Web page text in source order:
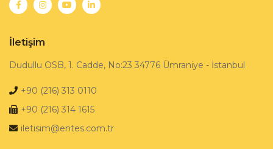
İletişim
Dudullu OSB, 1. Cadde, No:23 34776 Ümraniye - İstanbul
+90 (216) 313 0110
+90 (216) 314 1615
iletisim@entes.com.tr